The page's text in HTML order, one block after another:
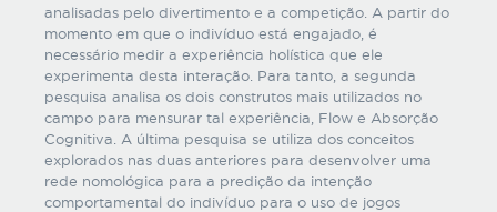
analisadas pelo divertimento e a competição. A partir do
momento em que o indivíduo está engajado, é
necessário medir a experiência holística que ele
experimenta desta interação. Para tanto, a segunda
pesquisa analisa os dois construtos mais utilizados no
campo para mensurar tal experiência, Flow e Absorção
Cognitiva. A última pesquisa se utiliza dos conceitos
explorados nas duas anteriores para desenvolver uma
rede nomológica para a predição da intenção
comportamental do indivíduo para o uso de jogos